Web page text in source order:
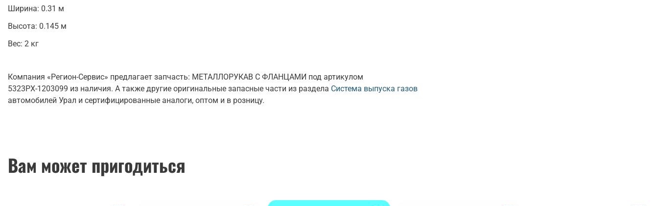
Ширина: 0.31 м
Высота: 0.145 м
Вес: 2 кг
Компания «Регион-Сервис» предлагает запчасть: МЕТАЛЛОРУКАВ С ФЛАНЦАМИ под артикулом
5323РХ-1203099 из наличия. А также другие оригинальные запасные части из раздела Система выпуска газов
автомобилей Урал и сертифицированные аналоги, оптом и в розницу.
Вам может пригодиться